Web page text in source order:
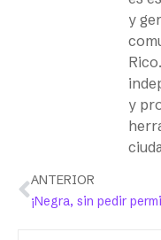
y
y
ANTERIOR
¡Negra, sin pedir